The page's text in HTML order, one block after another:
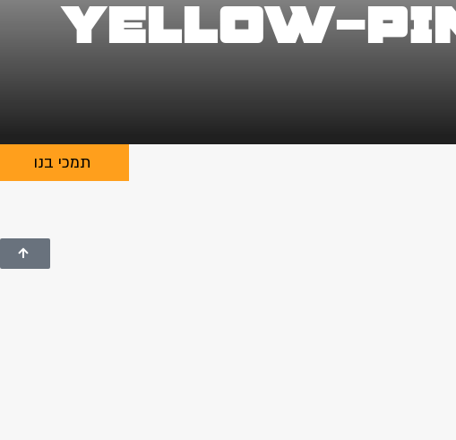
yellow-
תמכי בנו